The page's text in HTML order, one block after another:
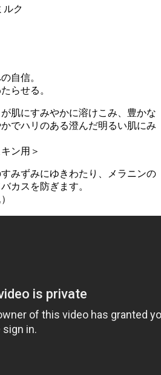
ルク
自信。
らせる。
肌にすみやかに溶けこみ、豊かな
でハリのある澄んだ明るい肌にみ
ン用＞
みずみにゆきわたり、メラニンの
カスを防ぎます。